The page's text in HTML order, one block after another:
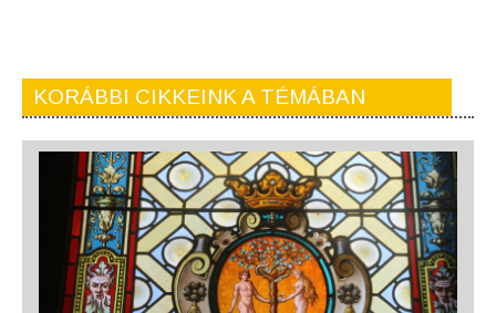
KORÁBBI CIKKEINK A TÉMÁBAN